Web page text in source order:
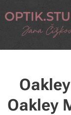
Oakley